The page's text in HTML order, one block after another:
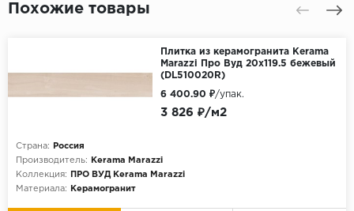
Похожие товары
Плитка из керамогранита Kerama
Marazzi Про Вуд 20x119.5 бежевый
(DL510020R)
Страна:
Россия
Производитель:
Kerama Marazzi
Коллекция:
ПРО ВУД Kerama Marazzi
Материала:
Керамогранит
3 826 ₽/м2
6 400.90 ₽/упак.